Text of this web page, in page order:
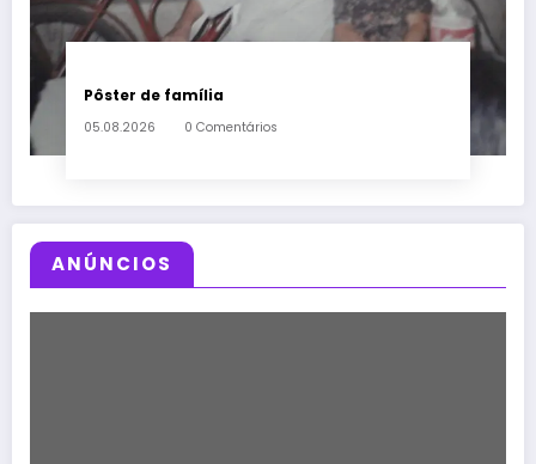
Pôster de família
05.08.2026 0 Comentários
ANÚNCIOS